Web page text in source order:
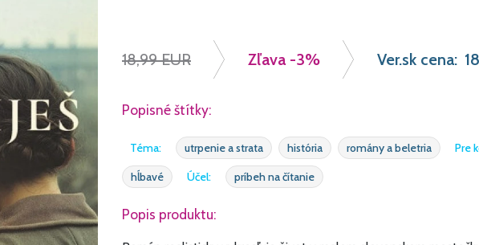
18,99 EUR Zľava -3% Ver.sk cena:
Popisné štítky:
Téma: utrpenie a strata história romány a beletria Pre
hĺbavé
Účel: príbeh na čítanie
Popis produktu: